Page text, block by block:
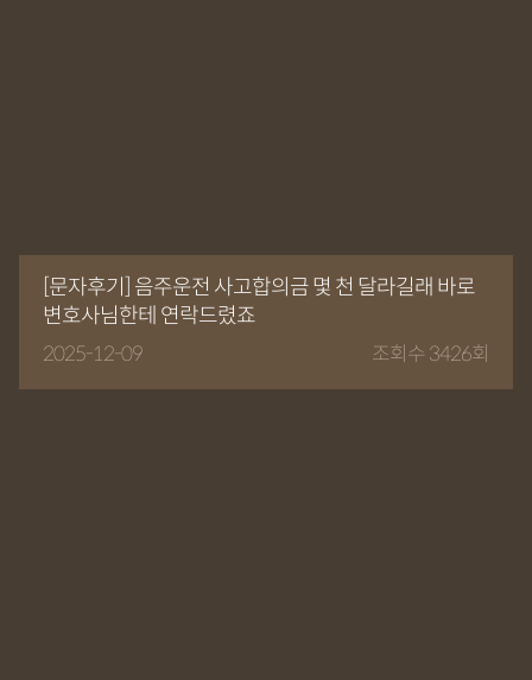
[문자후기] 음주운전 사고합의금 몇 천 달라길래 바로
변호사님한테 연락드렸죠
2025-12-09 조회수 3426회